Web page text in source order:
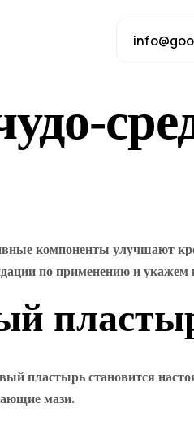
компоненты улучшают
по применению и
пластырь становится
мази.